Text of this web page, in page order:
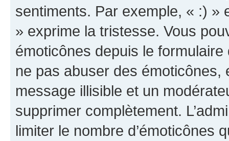
sentiments. Par exemple, « :) »
» exprime la tristesse. Vous
émoticônes depuis le
ne pas abuser des
message illisible et un
supprimer complètement.
limiter le nombre d’émoticônes